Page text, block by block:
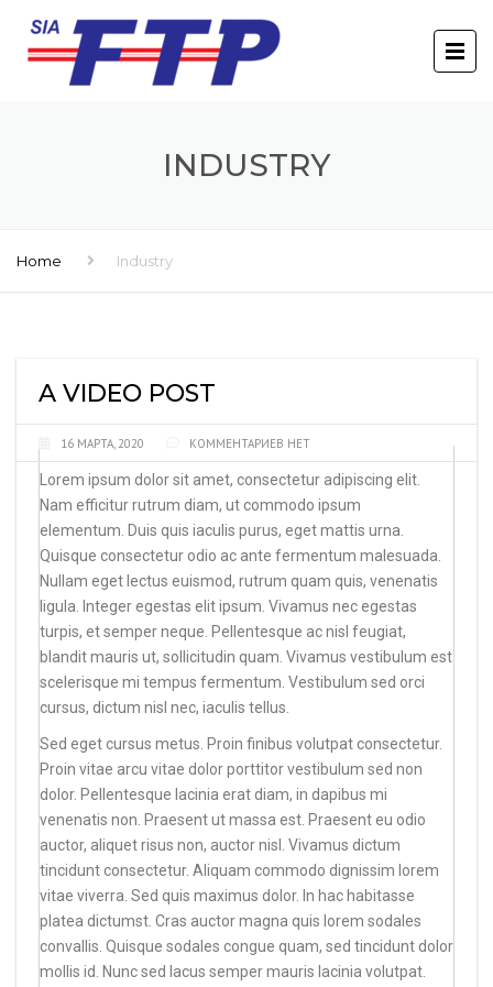
INDUSTRY
Home Industry
A VIDEO POST
16 МАРТА, 2020 КОММЕНТАРИЕВ НЕТ
Lorem ipsum dolor sit amet, consectetur adipiscing elit.
Nam efficitur rutrum diam, ut commodo ipsum
elementum. Duis quis iaculis purus, eget mattis urna.
Quisque consectetur odio ac ante fermentum malesuada.
Nullam eget lectus euismod, rutrum quam quis, venenatis
ligula. Integer egestas elit ipsum. Vivamus nec egestas
turpis, et semper neque. Pellentesque ac nisl feugiat,
blandit mauris ut, sollicitudin quam. Vivamus vestibulum est
scelerisque mi tempus fermentum. Vestibulum sed orci
cursus, dictum nisl nec, iaculis tellus.
Sed eget cursus metus. Proin finibus volutpat consectetur.
Proin vitae arcu vitae dolor porttitor vestibulum sed non
dolor. Pellentesque lacinia erat diam, in dapibus mi
venenatis non. Praesent ut massa est. Praesent eu odio
auctor, aliquet risus non, auctor nisl. Vivamus dictum
tincidunt consectetur. Aliquam commodo dignissim lorem
vitae viverra. Sed quis maximus dolor. In hac habitasse
platea dictumst. Cras auctor magna quis lorem sodales
convallis. Quisque sodales congue quam, sed tincidunt dolor
mollis id. Nunc sed lacus semper mauris lacinia volutpat.